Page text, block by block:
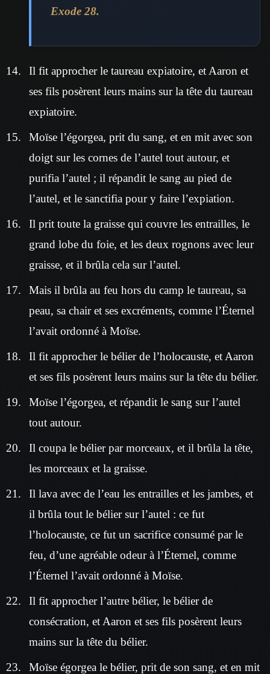
Exode 28.
Il fit approcher le taureau expiatoire, et Aaron et
ses fils posèrent leurs mains sur la tête du taureau
expiatoire.
Moïse l’égorgea, prit du sang, et en mit avec son
doigt sur les cornes de l’autel tout autour, et
purifia l’autel ; il répandit le sang au pied de
l’autel, et le sanctifia pour y faire l’expiation.
Il prit toute la graisse qui couvre les entrailles, le
grand lobe du foie, et les deux rognons avec leur
graisse, et il brûla cela sur l’autel.
Mais il brûla au feu hors du camp le taureau, sa
peau, sa chair et ses excréments, comme l’Éternel
l’avait ordonné à Moïse.
Il fit approcher le bélier de l’holocauste, et Aaron
et ses fils posèrent leurs mains sur la tête du bélier.
Moïse l’égorgea, et répandit le sang sur l’autel
tout autour.
Il coupa le bélier par morceaux, et il brûla la tête,
les morceaux et la graisse.
Il lava avec de l’eau les entrailles et les jambes, et
il brûla tout le bélier sur l’autel : ce fut
l’holocauste, ce fut un sacrifice consumé par le
feu, d’une agréable odeur à l’Éternel, comme
l’Éternel l’avait ordonné à Moïse.
Il fit approcher l’autre bélier, le bélier de
consécration, et Aaron et ses fils posèrent leurs
mains sur la tête du bélier.
Moïse égorgea le bélier, prit de son sang, et en mit